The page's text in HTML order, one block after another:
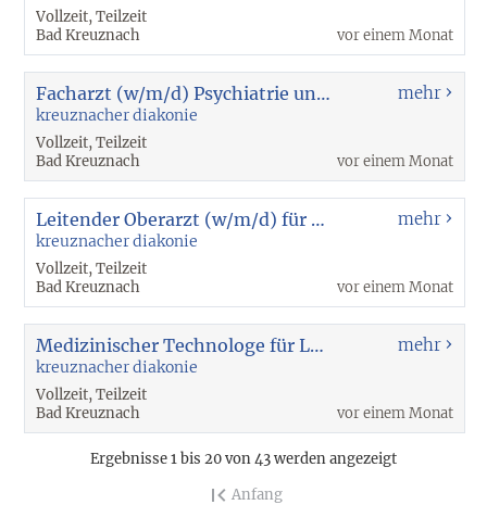
Vollzeit, Teilzeit
Bad Kreuznach
vor einem Monat
Facharzt (w/m/d) Psychiatrie und Psychotherapie für MVZ 10044
kreuznacher diakonie
Vollzeit, Teilzeit
Bad Kreuznach
mehr
vor einem Monat
Leitender Oberarzt (w/m/d) für Psychiatrie und Psychotherpie 9939
kreuznacher diakonie
Vollzeit, Teilzeit
Bad Kreuznach
mehr
vor einem Monat
Medizinischer Technologe für Laboratoriumsanalytik (w/m/d) 8982
kreuznacher diakonie
Vollzeit, Teilzeit
Bad Kreuznach
mehr
vor einem Monat
Ergebnisse 1 bis 20 von 43 werden angezeigt
Anfang